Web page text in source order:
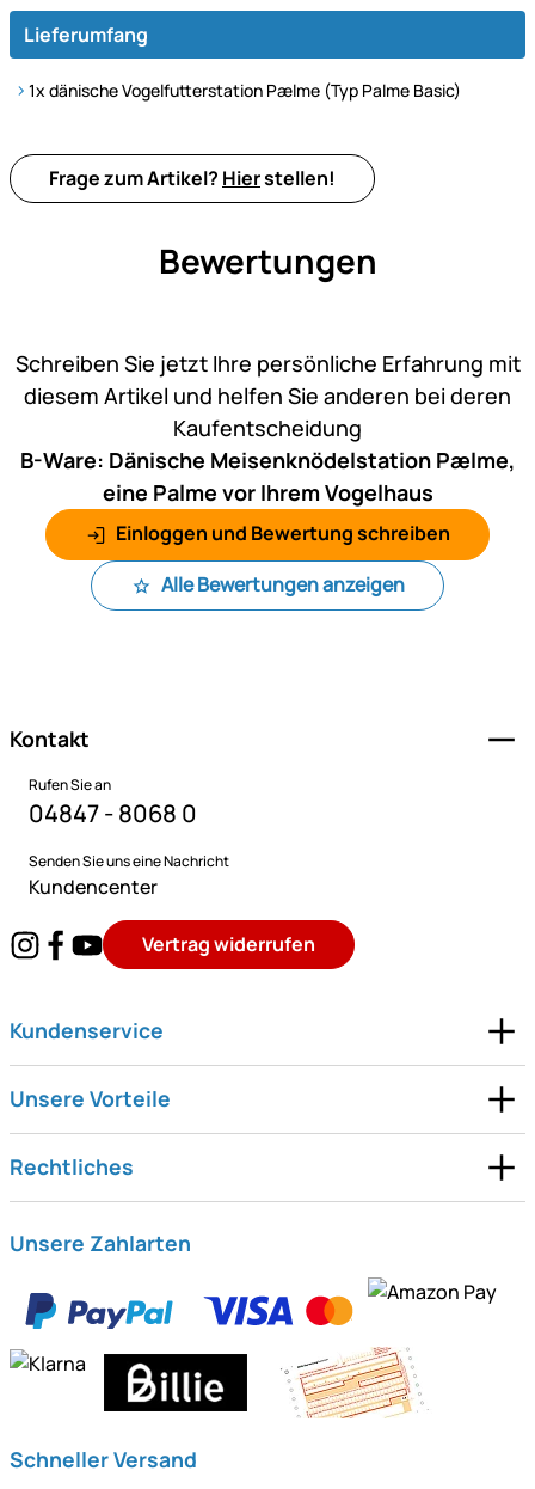
Lieferumfang
1x dänische Vogelfutterstation Pælme (Typ Palme Basic)
Frage zum Artikel? Hierstellen!
Bewertungen
Schreiben Sie jetzt Ihre persönliche Erfahrung mit
diesem Artikel und helfen Sie anderen bei deren
Kaufentscheidung
B-Ware: Dänische Meisenknödelstation Pælme,
eine Palme vor Ihrem Vogelhaus
Einloggen und Bewertung schreiben
Alle Bewertungen anzeigen
Kontakt
Rufen Sie an
04847 - 8068 0
Senden Sie uns eine Nachricht
Kundencenter
Vertrag widerrufen
Kundenservice
Unsere Vorteile
Rechtliches
Unsere Zahlarten
Schneller Versand